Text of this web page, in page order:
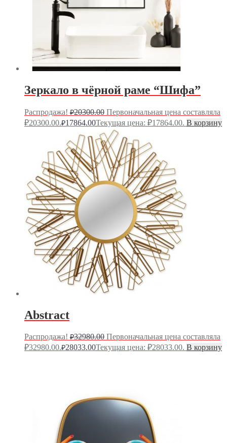
Зеркало в чёрной раме “Шифа”
Распродажа! ₽20300.00 Первоначальная цена составляла
₽20300.00.₽17864.00Текущая цена: ₽17864.00. В корзину
Abstract
Распродажа! ₽32980.00 Первоначальная цена составляла
₽32980.00.₽28033.00Текущая цена: ₽28033.00. В корзину